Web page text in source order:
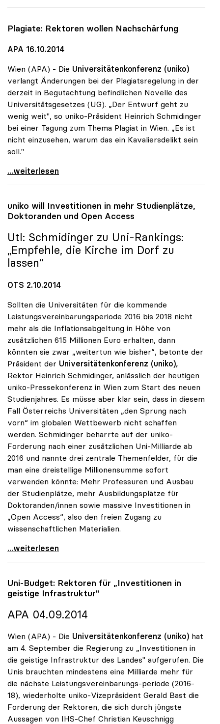
Plagiate: Rektoren wollen Nachschärfung
APA 16.10.2014
Wien (APA) - Die Universitätenkonferenz (uniko)
verlangt Änderungen bei der Plagiatsregelung in der
derzeit in Begutachtung befindlichen Novelle des
Universitätsgesetzes (UG). „Der Entwurf geht zu
wenig weit", so uniko-Präsident Heinrich Schmidinger
bei einer Tagung zum Thema Plagiat in Wien. „Es ist
nicht einzusehen, warum das ein Kavaliersdelikt sein
soll."
Plagiate: Rektoren wollen Nachschärfung
...weiterlesen
uniko will Investitionen in mehr Studienplätze,
Doktoranden und Open Access
Utl: Schmidinger zu Uni-Rankings:
„Empfehle, die Kirche im Dorf zu
lassen“
OTS 2.10.2014
Sollten die Universitäten für die kommende
Leistungsvereinbarungsperiode 2016 bis 2018 nicht
mehr als die Inflationsabgeltung in Höhe von
zusätzlichen 615 Millionen Euro erhalten, dann
könnten sie zwar „weitertun wie bisher“, betonte der
Präsident der Universitätenkonferenz (uniko),
Rektor Heinrich Schmidinger, anlässlich der heutigen
uniko-Pressekonferenz in Wien zum Start des neuen
Studienjahres. Es müsse aber klar sein, dass in diesem
Fall Österreichs Universitäten „den Sprung nach
vorn“ im globalen Wettbewerb nicht schaffen
werden. Schmidinger beharrte auf der uniko-
Forderung nach einer zusätzlichen Uni-Milliarde ab
2016 und nannte drei zentrale Themenfelder, für die
man eine dreistellige Millionensumme sofort
verwenden könnte: Mehr Professuren und Ausbau
der Studienplätze, mehr Ausbildungsplätze für
Doktoranden/innen sowie massive Investitionen in
„Open Access“, also den freien Zugang zu
wissenschaftlichen Materialien.
uniko will Investitionen in mehr Studienplätze,
...weiterlesen
Uni-Budget: Rektoren für „Investitionen in
geistige Infrastruktur"
APA 04.09.2014
Wien (APA) - Die Universitätenkonferenz (uniko) hat
am 4. September die Regierung zu „Investitionen in
die geistige Infrastruktur des Landes" aufgerufen. Die
Unis brauchten mindestens eine Milliarde mehr für
die nächste Leistungsvereinbarungs-periode (2016-
18), wiederholte uniko-Vizepräsident Gerald Bast die
Forderung der Rektoren, die sich durch jüngste
Aussagen von IHS-Chef Christian Keuschnigg